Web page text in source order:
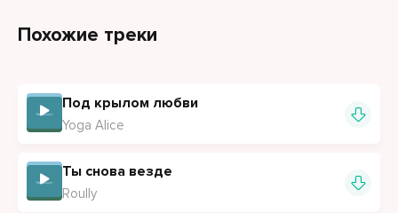
Похожие треки
Под крылом любви
Yoga Alice
Ты снова везде
Roully